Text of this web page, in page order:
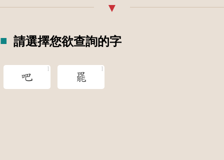
請選擇您欲查詢的字
吧 罷